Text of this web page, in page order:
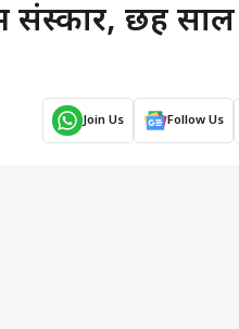
छह साल
Join Us Follow Us